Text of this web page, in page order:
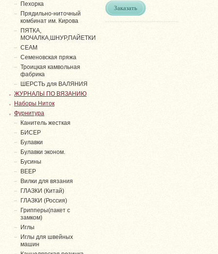
Заказать
Пехорка
Прядильно-ниточный
комбинат им. Кирова
ПЯТКА,
МОЧАЛКА,ШНУР,ПАЙЕТКИ
СЕАМ
Семеновская пряжа
Троицкая камвольная
фабрика
ШЕРСТЬ для ВАЛЯНИЯ
ЖУРНАЛЫ ПО ВЯЗАНИЮ
Наборы Ниток
Фурнитура
Канитель жесткая
БИСЕР
Булавки
Булавки эконом.
Бусины
ВЕЕР
Вилки для вязания
ГЛАЗКИ (Китай)
ГЛАЗКИ (Россия)
Грипперы(пакет с
замком)
Иглы
Иглы для швейных
машин